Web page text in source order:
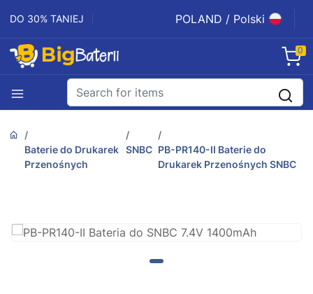
DO 30% TANIEJ POLAND / Polski
0
Baterie do Drukarek
Przenośnych
SNBC PB-PR140-II Baterie do
Drukarek Przenośnych SNBC